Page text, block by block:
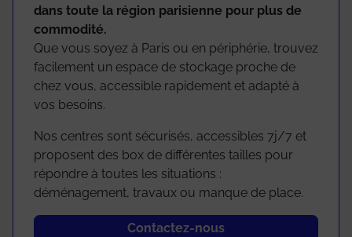
dans toute la région parisienne pour plus de
commodité.
Que vous soyez à Paris ou en périphérie, trouvez
facilement un espace de stockage proche de
chez vous, accessible rapidement et adapté à
vos besoins.
Nos centres sont sécurisés, accessibles 7j/7 et
proposent des box de différentes tailles pour
répondre à toutes les situations :
déménagement, travaux ou manque de place.
Contactez-nous